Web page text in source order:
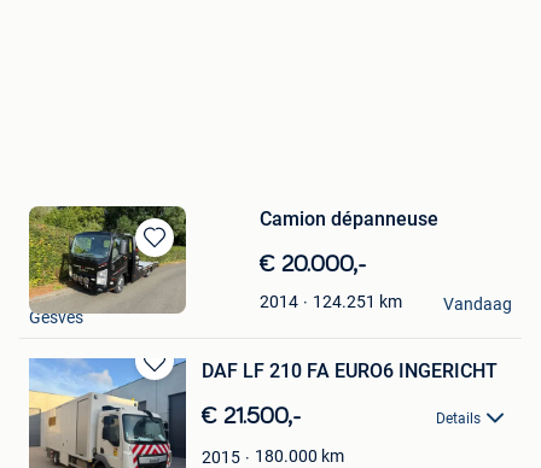
Bewaren
in
Camion dépanneuse
€ 20.000,-
2014 124.251 km
Floflo1202
Gesves
Vandaag
Bewaren
in
Mijn
Favorieten
DAF LF 210 FA EURO6 INGERICHT
€ 21.500,- Details
2015 180.000 km